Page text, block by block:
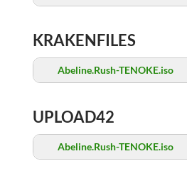
KRAKENFILES
Abeline.Rush-TENOKE.iso
UPLOAD42
Abeline.Rush-TENOKE.iso